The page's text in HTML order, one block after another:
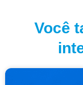
Você